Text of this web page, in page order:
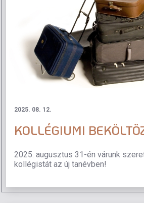
2025. 08. 12.
KOLLÉGIUMI
2025. augusztus 31-én várunk
kollégistát az új tanévben!